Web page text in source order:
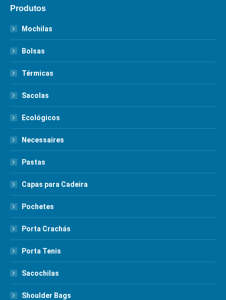
Produtos
Mochilas
Bolsas
Térmicas
Sacolas
Ecológicos
Necessaires
Pastas
Capas para Cadeira
Pochetes
Porta Crachás
Porta Tenis
Sacochilas
Shoulder Bags